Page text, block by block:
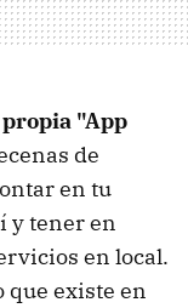
"App
de
en tu
y tener en
en local.
que existe en